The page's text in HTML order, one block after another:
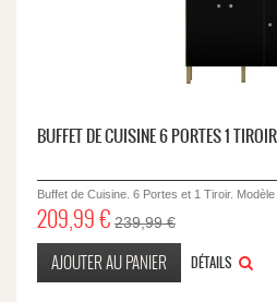
BUFFET DE CUISINE 6 PORTES 1
Buffet de Cuisine. 6 Portes et 1 Tiroir. Modèle
209,99 € 239,99 €
AJOUTER AU PANIER DÉTAILS